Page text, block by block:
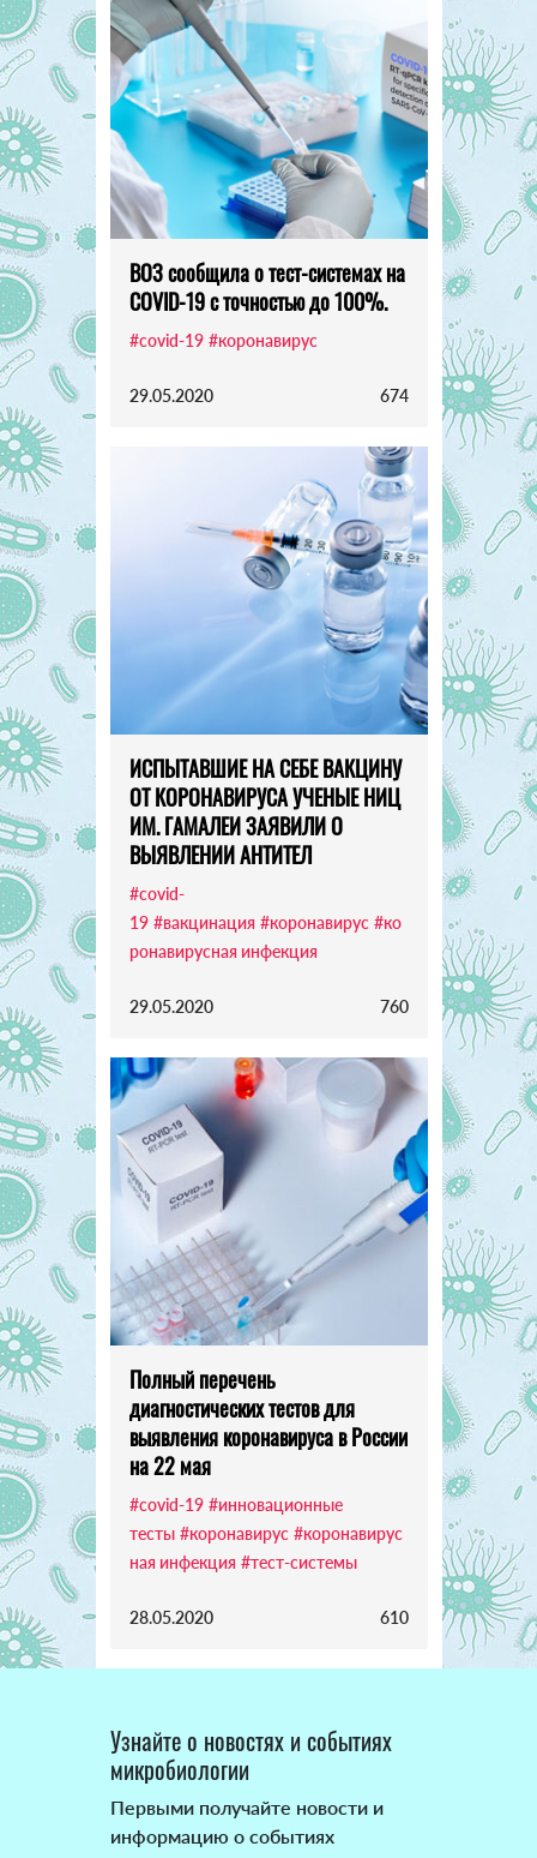
ВОЗ сообщила о тест-системах на
COVID-19 с точностью до 100%.
#covid-19 #коронавирус
29.05.2020 674
ИСПЫТАВШИЕ НА СЕБЕ ВАКЦИНУ
ОТ КОРОНАВИРУСА УЧЕНЫЕ НИЦ
ИМ. ГАМАЛЕИ ЗАЯВИЛИ О
ВЫЯВЛЕНИИ АНТИТЕЛ
#covid-
19 #вакцинация #коронавирус #ко
ронавирусная инфекция
29.05.2020 760
Полный перечень
диагностических тестов для
выявления коронавируса в России
на 22 мая
#covid-19 #инновационные
тесты #коронавирус #коронавирус
ная инфекция #тест-системы
28.05.2020 610
Узнайте о новостях и событиях
микробиологии
Первыми получайте новости и
информацию о событиях